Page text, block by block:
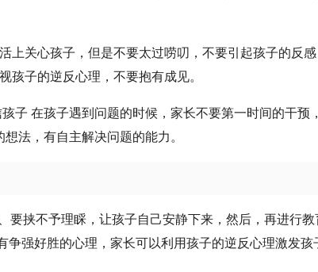
上关心孩子，但是不要太过唠叨，不要引起孩子的反感
孩子的逆反心理，不要抱有成见。
子 在孩子遇到问题的时候，家长不要第一时间的干预，
法，有自主解决问题的能力。
要挟不予理睬，让孩子自己安静下来，然后，再进行教
强好胜的心理，家长可以利用孩子的逆反心理激发孩